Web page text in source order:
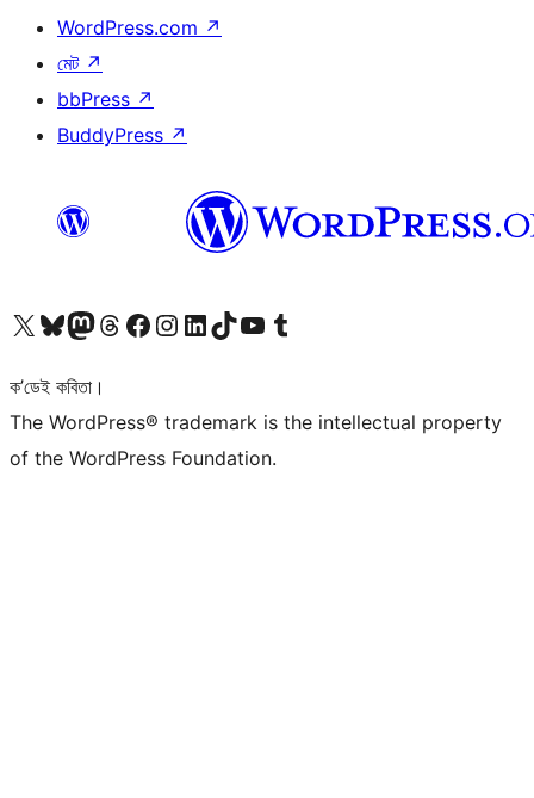
WordPress.com ↗
মেট ↗
bbPress ↗
BuddyPress ↗
আমাৰ X (আগৰ Twitter) একাউণ্টলৈ যাওকআমাৰ Bluesky একাউণ্টলৈ যাওকআমাৰ Mastodon একাউণ্টলৈ যাওকআমাৰ Threads একাউণ্টলৈ যাওকআমাৰ Facebook পৃষ্ঠালৈ যাওকআমাৰ Instagram একাউণ্টলৈ যাওকআমাৰ LinkedIn একাউণ্টলৈ যাওকআমাৰ TikTok একাউণ্টলৈ যাওকআমাৰ YouTube চেনেললৈ যাওকআমাৰ Tumblr একাউণ্টলৈ যাওক
ক’ডেই কবিতা।
The WordPress® trademark is the intellectual property
of the WordPress Foundation.